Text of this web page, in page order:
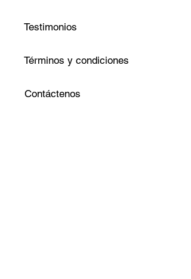
Testimonios
Términos y condiciones
Contáctenos